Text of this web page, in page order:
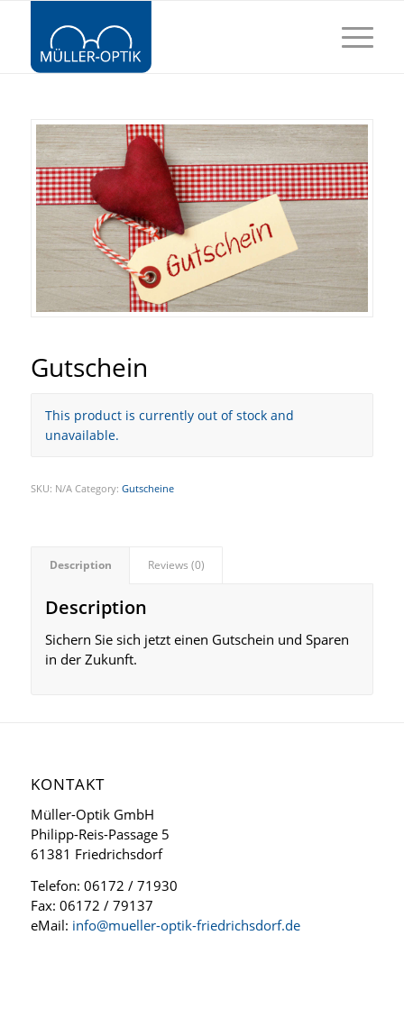
Gutschein
This product is currently out of stock and
unavailable.
SKU: N/A Category: Gutscheine
Description Reviews (0)
Description
Sichern Sie sich jetzt einen Gutschein und Sparen
in der Zukunft.
KONTAKT
Müller-Optik GmbH
Philipp-Reis-Passage 5
61381 Friedrichsdorf
Telefon: 06172 / 71930
Fax: 06172 / 79137
eMail: info@mueller-optik-friedrichsdorf.de